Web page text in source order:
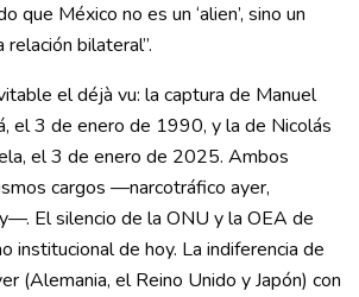
que México no es un ‘alien’, sino un
relación bilateral”.
el déjà vu: la captura de Manuel
el 3 de enero de 1990, y la de Nicolás
el 3 de enero de 2025. Ambos
cargos —narcotráfico ayer,
El silencio de la ONU y la OEA de
institucional de hoy. La indiferencia de
(Alemania, el Reino Unido y Japón) con